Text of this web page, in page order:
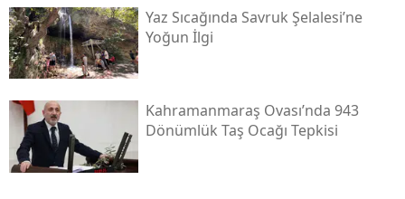
Yaz Sıcağında Savruk Şelalesi’ne
Yoğun İlgi
Kahramanmaraş Ovası’nda 943
Dönümlük Taş Ocağı Tepkisi